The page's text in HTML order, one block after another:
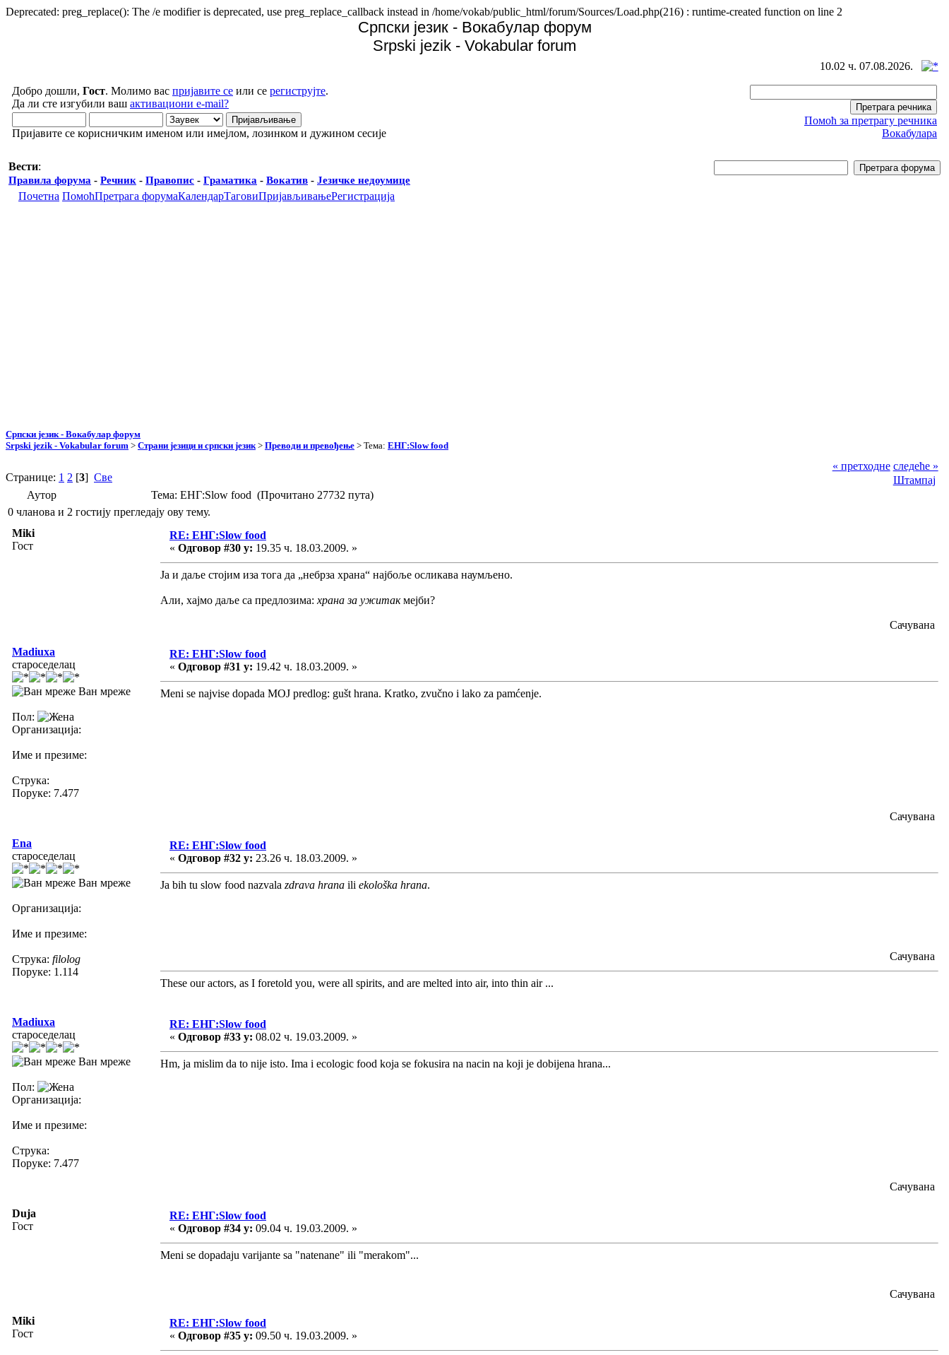
Deprecated: preg_replace(): The /e modifier is deprecated, use preg_replace_callback instead in /home/vokab/public_html/forum/Sources/Load.php(216) : runtime-created function on line 2
Српски језик - Вокабулар форум
Srpski jezik - Vokabular forum
10.02 ч. 07.08.2026.
Добро дошли, Гост. Молимо вас пријавите се или се региструјте.
Да ли сте изгубили ваш активациони e-mail?
Пријавите се корисничким именом или имејлом, лозинком и дужином сесије
Помоћ за претрагу речника
Вокабулара
Вести:
Правила форума - Речник - Правопис - Граматика - Вокатив - Језичке недоумице
Почетна ПомоћПретрага форумаКалендарТаговиПријављивањеРегистрација
Српски језик - Вокабулар форум
Srpski jezik - Vokabular forum > Страни језици и српски језик > Преводи и превођење > Тема: ЕНГ:Slow food
Странице: 1 2 [3] Све
« претходне следеће »
Штампај
Аутор
Тема: ЕНГ:Slow food (Прочитано 27732 пута)
0 чланова и 2 гостију прегледају ову тему.
Miki
Гост
RE: ЕНГ:Slow food
« Одговор #30 у: 19.35 ч. 18.03.2009. »
Ја и даље стојим иза тога да „небрза храна“ најбоље осликава наумљено.
Али, хајмо даље са предлозима: храна за ужитакмејби?
Сачувана
Madiuxa
староседелац
Ван мреже
Пол:
Организација:
Име и презиме:
Струка:
Поруке: 7.477
RE: ЕНГ:Slow food
« Одговор #31 у: 19.42 ч. 18.03.2009. »
Meni se najvise dopada MOJ predlog: gušt hrana. Kratko, zvučno i lako za pamćenje.
Сачувана
Ena
староседелац
Ван мреже
Организација:
Име и презиме:
Струка: filolog
Поруке: 1.114
RE: ЕНГ:Slow food
« Одговор #32 у: 23.26 ч. 18.03.2009. »
Ja bih tu slow food nazvala zdrava hrana ili ekološka hrana.
Сачувана
These our actors, as I foretold you, were all spirits, and are melted into air, into thin air ...
Madiuxa
староседелац
Ван мреже
Пол:
Организација:
Име и презиме:
Струка:
Поруке: 7.477
RE: ЕНГ:Slow food
« Одговор #33 у: 08.02 ч. 19.03.2009. »
Hm, ja mislim da to nije isto. Ima i ecologic food koja se fokusira na nacin na koji je dobijena hrana...
Сачувана
Duja
Гост
RE: ЕНГ:Slow food
« Одговор #34 у: 09.04 ч. 19.03.2009. »
Meni se dopadaju varijante sa "natenane" ili "merakom"...
Сачувана
Miki
Гост
RE: ЕНГ:Slow food
« Одговор #35 у: 09.50 ч. 19.03.2009. »